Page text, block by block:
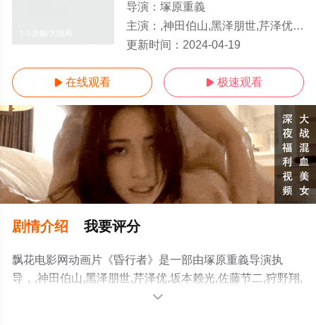
导演： 塚原重義
主演： ,神田伯山,黑泽朋世,芹泽优,坂本赖光,佐藤节二,狩野翔,西山野园美
更新时间： 2024-04-19
 在线观看  极速观看
剧情介绍 我要评分
飘花电影网动画片《昏行者》是一部由塚原重義导演执
导，,神田伯山,黑泽朋世,芹泽优,坂本赖光,佐藤节二,狩野翔,
西山野园美等演员精彩演绎的日本电影，大结局剧情已揭
